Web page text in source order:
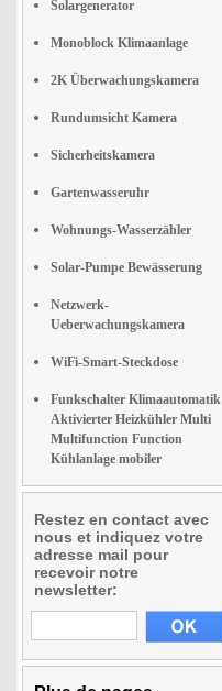
Solargenerator
Monoblock Klimaanlage
2K Überwachungskamera
Rundumsicht Kamera
Sicherheitskamera
Gartenwasseruhr
Wohnungs-Wasserzähler
Solar-Pumpe Bewässerung
Netzwerk-
Ueberwachungskamera
WiFi-Smart-Steckdose
Funkschalter Klimaautomatik
Aktivierter Heizkühler Multi
Multifunction Function
Kühlanlage mobiler
Restez en contact avec
nous et indiquez votre
adresse mail pour
recevoir notre
newsletter: